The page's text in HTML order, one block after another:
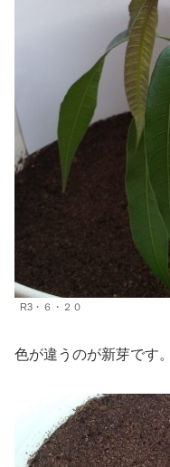
R3・６・２０
色が違うのが新芽です。